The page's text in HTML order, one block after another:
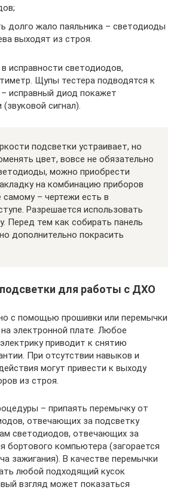
долго жало паяльника – светодиоды
выходят из строя.
исправности светодиодов,
Щупы тестера подводятся к
исправный диод покажет
сигнал).
подсветки устраивает, но
цвет, вовсе не обязательно
можно приобрести
на комбинацию приборов
самому – чертежи есть в
Разрешается использовать
Перед тем как собирать панель
дополнительно покрасить
для работы с ДХО
с помощью прошивки или перемычки
электронной плате. Любое
приводит к снятию
При отсутствии навыков и
могут привести к выходу
из строя.
– припаять перемычку от
отвечающих за подсветку
светодиодов, отвечающих за
бортового компьютера (загорается
зажигания). В качестве перемычки
любой подходящий кусок
взгляд может показаться